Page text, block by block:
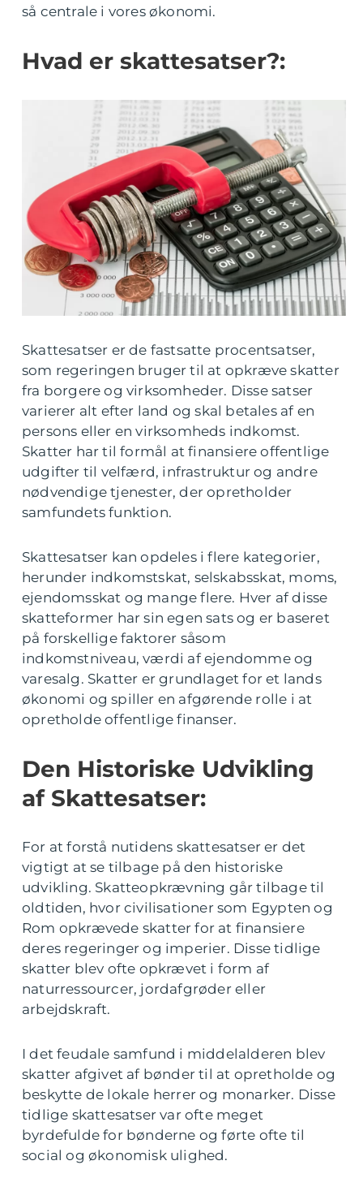
så centrale i vores økonomi.
Hvad er skattesatser?:
Skattesatser er de fastsatte procentsatser,
som regeringen bruger til at opkræve skatter
fra borgere og virksomheder. Disse satser
varierer alt efter land og skal betales af en
persons eller en virksomheds indkomst.
Skatter har til formål at finansiere offentlige
udgifter til velfærd, infrastruktur og andre
nødvendige tjenester, der opretholder
samfundets funktion.
Skattesatser kan opdeles i flere kategorier,
herunder indkomstskat, selskabsskat, moms,
ejendomsskat og mange flere. Hver af disse
skatteformer har sin egen sats og er baseret
på forskellige faktorer såsom
indkomstniveau, værdi af ejendomme og
varesalg. Skatter er grundlaget for et lands
økonomi og spiller en afgørende rolle i at
opretholde offentlige finanser.
Den Historiske Udvikling
af Skattesatser:
For at forstå nutidens skattesatser er det
vigtigt at se tilbage på den historiske
udvikling. Skatteopkrævning går tilbage til
oldtiden, hvor civilisationer som Egypten og
Rom opkrævede skatter for at finansiere
deres regeringer og imperier. Disse tidlige
skatter blev ofte opkrævet i form af
naturressourcer, jordafgrøder eller
arbejdskraft.
I det feudale samfund i middelalderen blev
skatter afgivet af bønder til at opretholde og
beskytte de lokale herrer og monarker. Disse
tidlige skattesatser var ofte meget
byrdefulde for bønderne og førte ofte til
social og økonomisk ulighed.